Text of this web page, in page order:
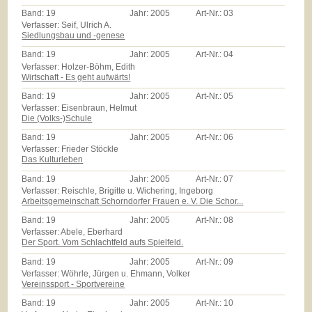
Band: 19 Jahr:2005 Art-Nr.:03
Verfasser: Seif, Ulrich A.
Siedlungsbau und -genese
Band: 19 Jahr:2005 Art-Nr.:04
Verfasser: Holzer-Böhm, Edith
Wirtschaft - Es geht aufwärts!
Band: 19 Jahr: 2005 Art-Nr.:05
Verfasser: Eisenbraun, Helmut
Die (Volks-)Schule
Band: 19 Jahr:2005 Art-Nr.:06
Verfasser: Frieder Stöckle
Das Kulturleben
Band: 19 Jahr: 2005 Art-Nr.:07
Verfasser: Reischle, Brigitte u. Wichering, Ingeborg
Arbeitsgemeinschaft Schorndorfer Frauen e. V. Die Schor...
Band: 19 Jahr:2005 Art-Nr.:08
Verfasser: Abele, Eberhard
Der Sport. Vom Schlachtfeld aufs Spielfeld.
Band: 19 Jahr: 2005 Art-Nr.:09
Verfasser: Wöhrle, Jürgen u. Ehmann, Volker
Vereinssport - Sportvereine
Band: 19 Jahr:2005 Art-Nr.: 10